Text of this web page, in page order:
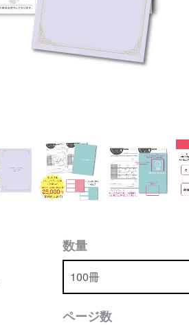
数量
ページ数